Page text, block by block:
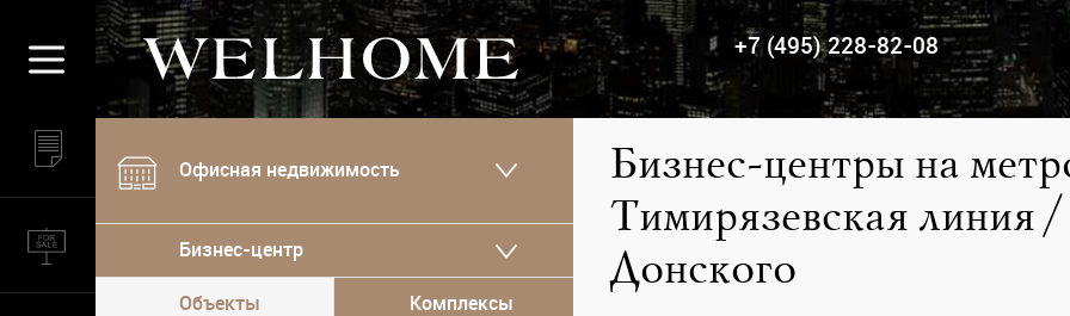
+7 (495) 228-82-08
Офисная недвижимость
Бизнес-центр
Объекты Комплексы
Бизнес-центры на
Тимирязевская линия
Донского